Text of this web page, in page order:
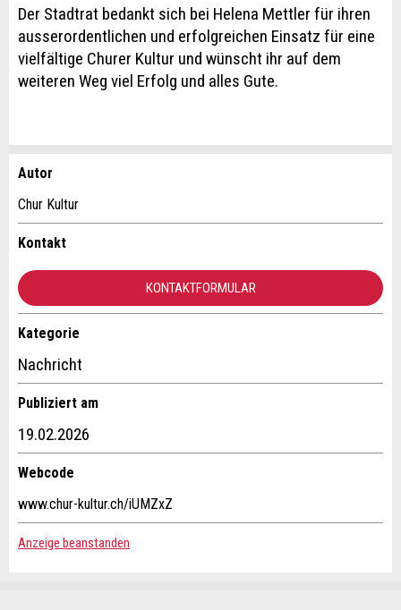
Der Stadtrat bedankt sich bei Helena Mettler für ihren
ausserordentlichen und erfolgreichen Einsatz für eine
vielfältige Churer Kultur und wünscht ihr auf dem
weiteren Weg viel Erfolg und alles Gute.
Anzeige beanstanden
Ihr Feedback wird sehr geschätzt!
Allgemeines Feedback
Anzeige nicht mehr gültig
Anzeige unvollständig
Anzeige weiterempfehlen
Empfehlen Sie diese Anzeige an Freunde weiter.
* Eingabe erforderlich
Autor
Chur Kultur
Kontakt
KONTAKTFORMULAR
Kontakt
Verfassen Sie eine Nachricht für die Kontaktpersonen dieser
Kategorie
Nachricht
Publiziert am
19.02.2026
Webcode
www.chur-kultur.ch/iUMZxZ
Anzeige beanstanden